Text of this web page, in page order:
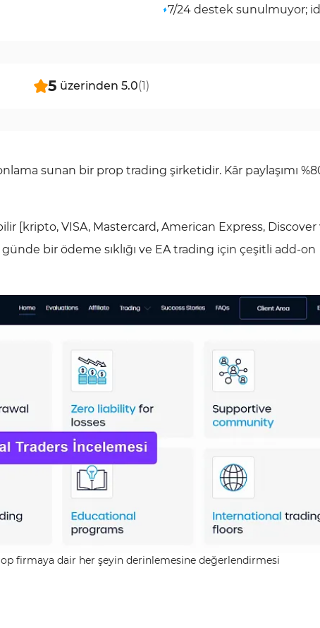
7/24 destek sunulmuyor;
5 üzerinden 5.0(1)
sunan bir prop trading şirketidir. Kâr paylaşımı
[kripto, VISA, Mastercard, American Express, Discover
bir ödeme sıklığı ve EA trading için çeşitli add-on
firmaya dair her şeyin derinlemesine değerlendirmesi